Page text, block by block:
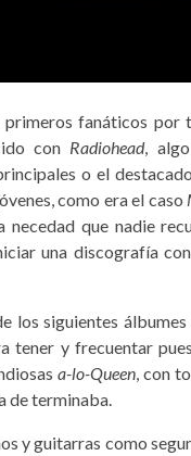
fanáticos
con Radiohead,
o el
como era el caso
necedad que nadie
una discografía
los siguientes
tener y frecuentar
a-lo-Queen, con
de terminaba.
y guitarras como